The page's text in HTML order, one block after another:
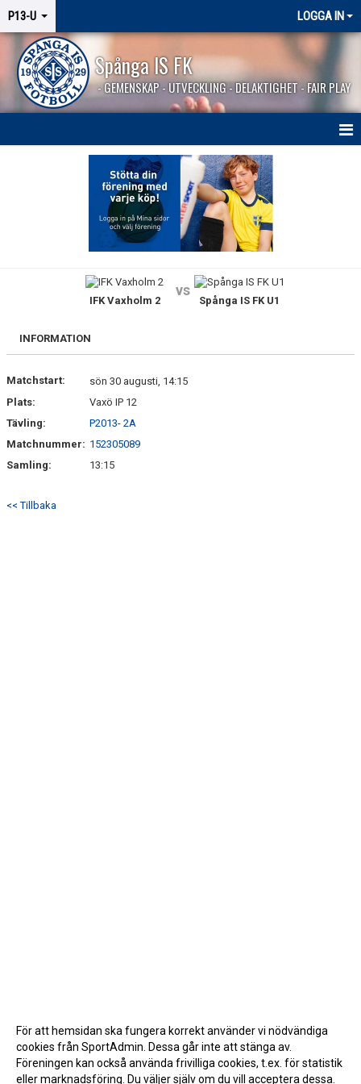
P13-U LOGGA IN
Spånga IS FK
- GEMENSKAP - UTVECKLING - DELAKTIGHET - FAIR PLAY
BILDGALLERI
KONTAKT
IFK Vaxholm 2
vs
Spånga IS FK U1
INFORMATION
Matchstart:
sön 30 augusti, 14:15
Plats:
Vaxö IP 12
Tävling:
P2013- 2A
Matchnummer: 152305089
Samling:
13:15
<< Tillbaka
För att hemsidan ska fungera korrekt använder vi nödvändiga
cookies från SportAdmin. Dessa går inte att stänga av.
Föreningen kan också använda frivilliga cookies, t.ex. för statistik
eller marknadsföring. Du väljer själv om du vill acceptera dessa.